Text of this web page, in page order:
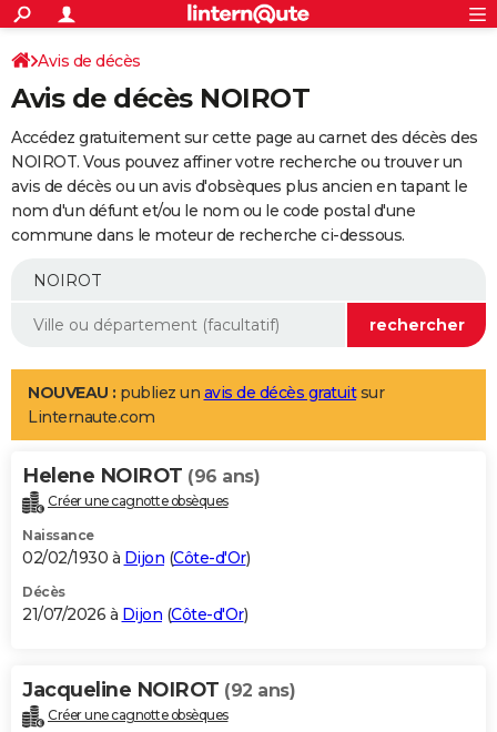
ACTUALITÉS
Politique
Société
Faits Divers
Education
Monde
Villes
+
SPORT
Coupe du monde 2026
Football
Tennis
Cyclisme
Rugby
Forum
Programme TV
TNT
Streaming
Cinéma
Sorties cinéma
Musique
+
FINANCE
Retraite
Epargne
Immobilier
Risques naturels par ville
Banque
Assurance
AUTO
Essais
Réserver un essai
Citadines
Berlines
SUV
Forum auto
+
Mobiles
Meilleur smartphone
Internet
Ordinateurs
Jeux vidéo
Guide high-tech
Aménagement intérieur
LIFESTYLE
Art de vivre
Bien-être
Loisirs
Mode
Modes de vie
Alimentation
Guide de la santé
Maladies
Médicaments
Sommeil
VOYAGE
Destinations
City break
Voyage nature
Voyage de noces
Forum
Climat
+PHOTO
GUIDES D'ACHAT
BONS PLANS
Carte de Noël
Carte Bonne année
Carte Saint-Valentin
Carte Pâques
Carte d'anniversaire
DICTIONNAIRE
Avis de décès
Avis de décès NOIROT
Accédez gratuitement sur cette page au carnet des décès des
NOIROT. Vous pouvez affiner votre recherche ou trouver un
avis de décès ou un avis d'obsèques plus ancien en tapant le
nom d'un défunt et/ou le nom ou le code postal d'une
commune dans le moteur de recherche ci-dessous.
NOUVEAU : publiez un avis de décès gratuitsur
Linternaute.com
Helene NOIROT (96 ans)
Créer une cagnotte obsèques
Naissance
02/02/1930 à Dijon (Côte-d'Or)
Décès
21/07/2026 à Dijon (Côte-d'Or)
Jacqueline NOIROT (92 ans)
Créer une cagnotte obsèques